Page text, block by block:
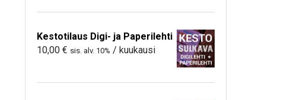
Kestotilaus Digi- ja Paperilehti
10,00 € sis. alv. 10% / kuukausi